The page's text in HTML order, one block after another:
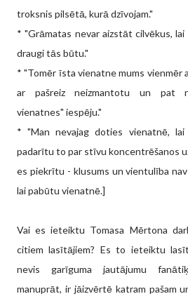
troksnis pilsētā, kurā dzīvojam."
* "Grāmatas nevar aizstāt cilvēkus,
draugi tās būtu."
* "Tomēr īsta vienatne mums vienmēr
ar pašreiz neizmantotu un pat
vienatnes" iespēju."
* "Man nevajag doties vienatnē,
padarītu to par stīvu koncentrēšanos
es piekrītu - klusums un vientulība
lai pabūtu vienatnē.]
Vai es ieteiktu Tomasa Mērtona
citiem lasītājiem? Es to ieteiktu lasīt
nevis garīguma jautājumu
manuprāt, ir jāizvērtē katram pašam